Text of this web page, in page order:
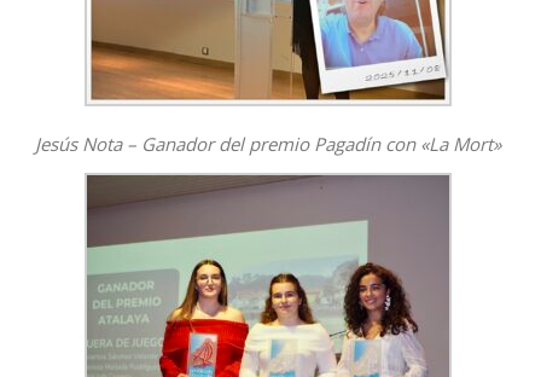
Jesús Nota – Ganador del premio Pagadín con «La Mort»